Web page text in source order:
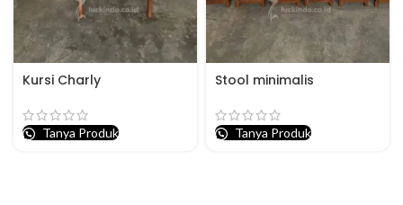
Kursi Charly
Tanya Produk
Stool minimalis
Tanya Produk